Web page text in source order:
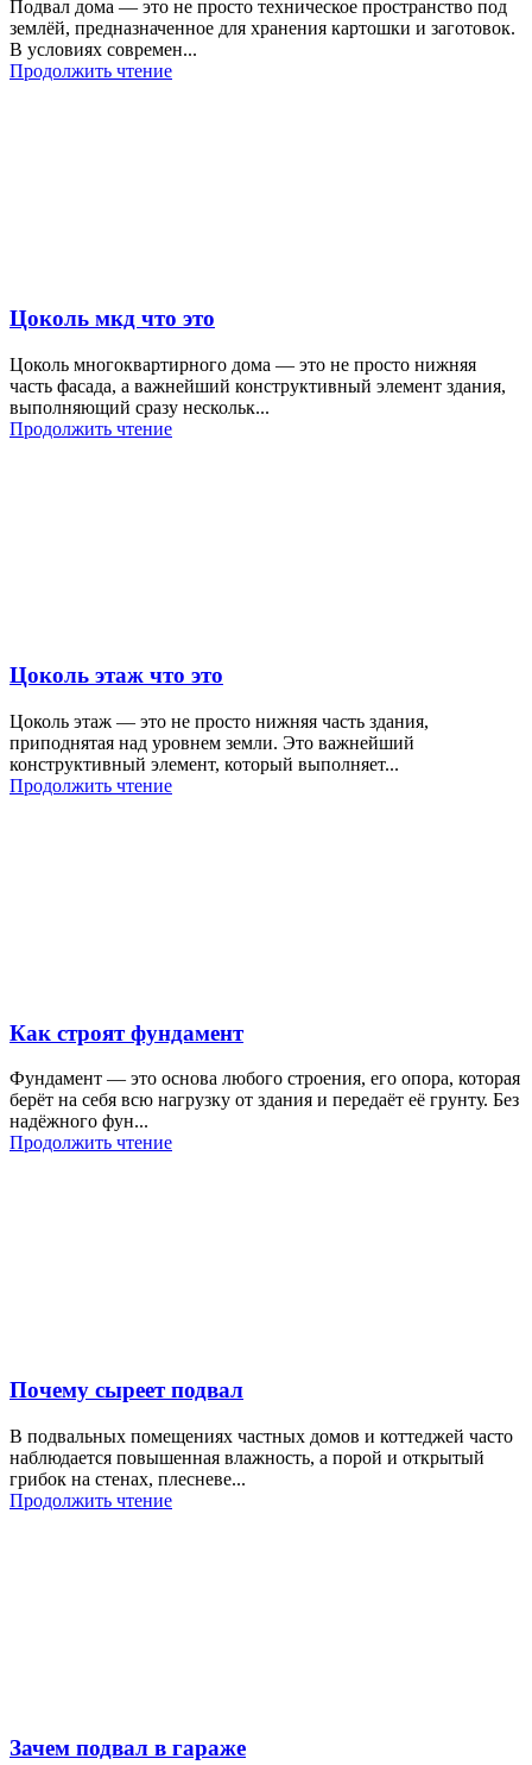
Подвал дома — это не просто техническое пространство под
землёй, предназначенное для хранения картошки и заготовок.
В условиях современ...
Продолжить чтение
Цоколь мкд что это
Цоколь многоквартирного дома — это не просто нижняя
часть фасада, а важнейший конструктивный элемент здания,
выполняющий сразу нескольк...
Продолжить чтение
Цоколь этаж что это
Цоколь этаж — это не просто нижняя часть здания,
приподнятая над уровнем земли. Это важнейший
конструктивный элемент, который выполняет...
Продолжить чтение
Как строят фундамент
Фундамент — это основа любого строения, его опора, которая
берёт на себя всю нагрузку от здания и передаёт её грунту. Без
надёжного фун...
Продолжить чтение
Почему сыреет подвал
В подвальных помещениях частных домов и коттеджей часто
наблюдается повышенная влажность, а порой и открытый
грибок на стенах, плесневе...
Продолжить чтение
Зачем подвал в гараже